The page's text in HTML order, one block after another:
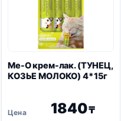
Me-O крем-лак. (ТУНЕЦ,
КОЗЬЕ МОЛОКО) 4*15г
1840₸